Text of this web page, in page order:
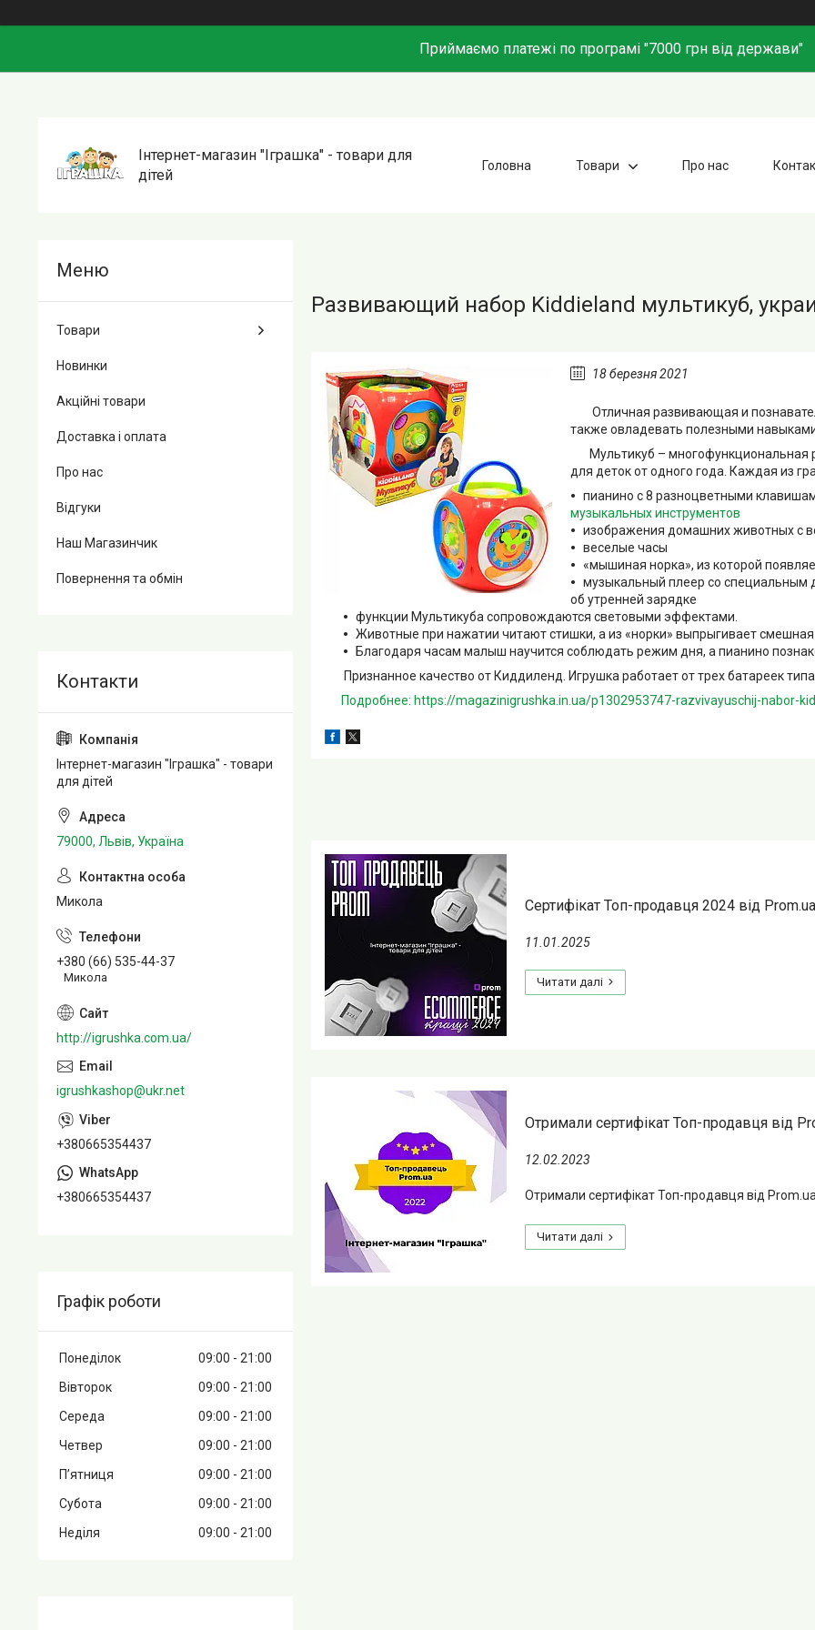
Приймаємо платежі по програмі "7000 грн від держави"
Інтернет-магазин "Іграшка" - товари для
дітей
Головна Товари Про нас
Развивающий набор Kiddieland мультикуб,
18 березня 2021
Отличная развивающая и
также овладевать полезными
Мультикуб – многофункциональная
для деток от одного года. Каждая из
пианино с 8 разноцветными
музыкальных инструментов
изображения домашних животных с
веселые часы
«мышиная норка», из которой
музыкальный плеер со специальным
об утренней зарядке
функции Мультикуба сопровождаются световыми эффектами.
Животные при нажатии читают стишки, а из «норки» выпрыгивает
Благодаря часам малыш научится соблюдать режим дня, а пианино
Признанное качество от Киддиленд. Игрушка работает от трех батареек
Подробнее: https://magazinigrushka.in.ua/p1302953747-razvivayuschij-nabor-
Сертифікат Топ-продавця 2024 від Prom.ua
11.01.2025
Отримали сертифікат Топ-продавця від
12.02.2023
Отримали сертифікат Топ-продавця від Prom.ua
Товари
Новинки
Акційні товари
Доставка і оплата
Про нас
Відгуки
Наш Магазинчик
Повернення та обмін
Інтернет-магазин "Іграшка" - товари
для дітей
79000, Львів, Україна
Микола
+380 (66) 535-44-37
Микола
http://igrushka.com.ua/
igrushkashop@ukr.net
+380665354437
+380665354437
Графік роботи
Понеділок 09:00
21:00
Вівторок
09:00
21:00
Середа
09:00
21:00
Четвер
09:00
21:00
Пʼятниця
09:00
21:00
Субота
09:00
21:00
Неділя
09:00 21:00